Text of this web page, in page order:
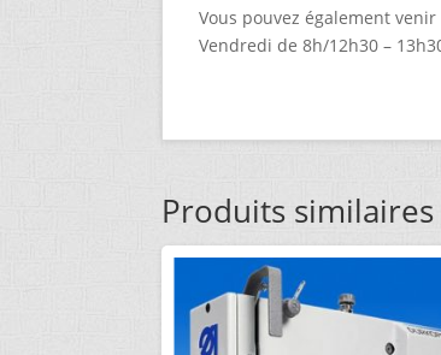
Vous pouvez également
Vendredi de 8h/12h30 –
Produits similaires